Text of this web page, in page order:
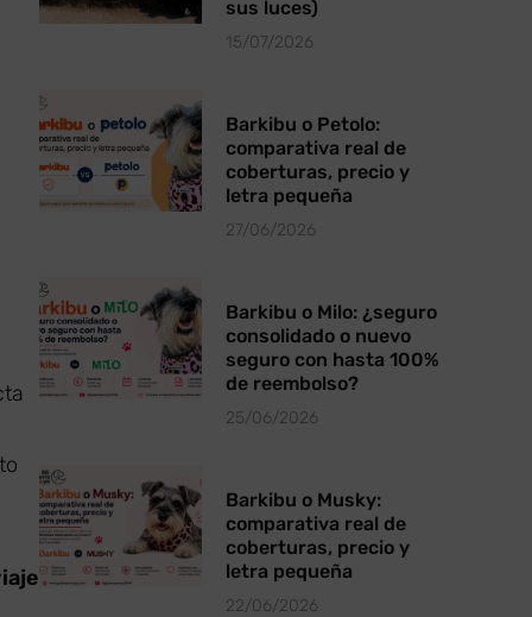
sus luces)
15/07/2026
Barkibu o Petolo:
comparativa real de
coberturas, precio y
letra pequeña
27/06/2026
Barkibu o Milo: ¿seguro
consolidado o nuevo
seguro con hasta 100%
de reembolso?
25/06/2026
Barkibu o Musky:
comparativa real de
coberturas, precio y
letra pequeña
22/06/2026